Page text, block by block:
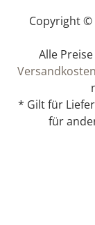
Spiegel
Copyright ©
Alle
Versandkosten
* Gilt für
für